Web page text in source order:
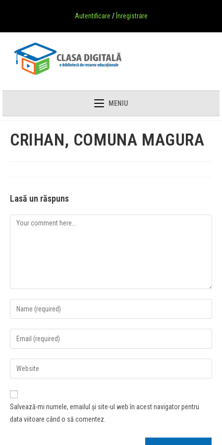
Autentificare / Înregistrare
MENIU
CRIHAN, COMUNA MAGURA
Lasă un răspuns
Salvează-mi numele, emailul și site-ul web în acest navigator pentru
data viitoare când o să comentez.